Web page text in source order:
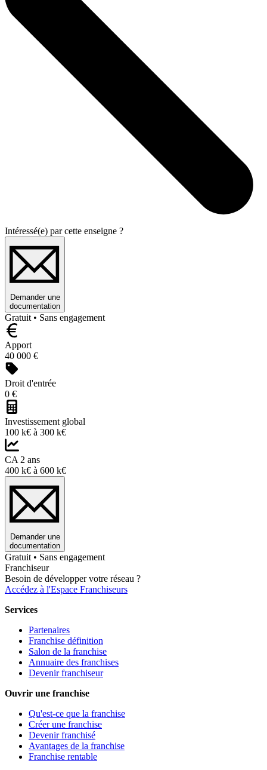
Intéressé(e) par cette enseigne ?
Demander une
documentation
Gratuit • Sans engagement
Apport
40 000 €
Droit d'entrée
0 €
Investissement global
100 k€ à 300 k€
CA 2 ans
400 k€ à 600 k€
Demander une
documentation
Gratuit • Sans engagement
Franchiseur
Besoin de développer votre réseau ?
Accédez à l'Espace Franchiseurs
Services
Partenaires
Franchise définition
Salon de la franchise
Annuaire des franchises
Devenir franchiseur
Ouvrir une franchise
Qu'est-ce que la franchise
Créer une franchise
Devenir franchisé
Avantages de la franchise
Franchise rentable